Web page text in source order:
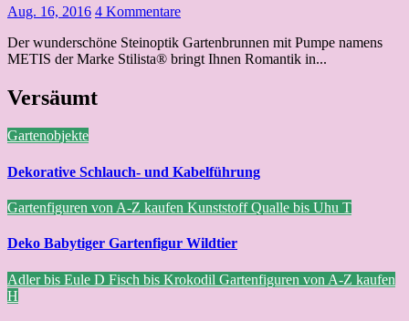
Aug. 16, 2016 4 Kommentare
Der wunderschöne Steinoptik Gartenbrunnen mit Pumpe namens
METIS der Marke Stilista® bringt Ihnen Romantik in...
Versäumt
Gartenobjekte
Dekorative Schlauch- und Kabelführung
Gartenfiguren von A-Z kaufen KunststoffQualle bis Uhu T
Deko Babytiger Gartenfigur Wildtier
Adler bis Eule D Fisch bis Krokodil Gartenfiguren von A-Z kaufen
H